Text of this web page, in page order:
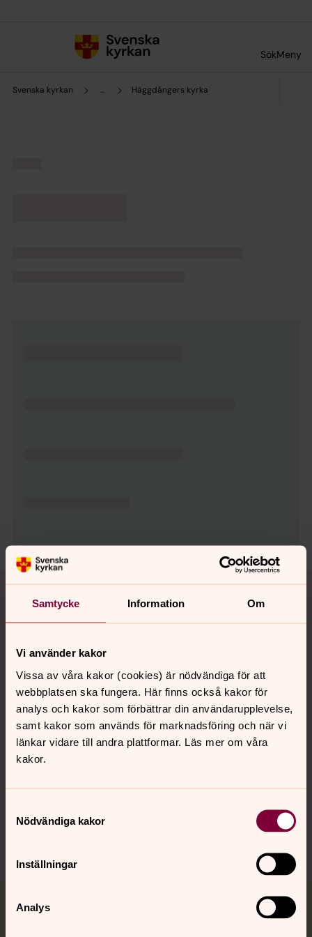
Samtycke Information Om
Vi använder kakor
Vissa av våra kakor (cookies) är nödvändiga för att
webbplatsen ska fungera. Här finns också kakor för
analys och kakor som förbättrar din användarupplevelse,
samt kakor som används för marknadsföring och när vi
länkar vidare till andra plattformar. Läs mer om våra
kakor.
Nödvändiga kakor
Inställningar
Analys
SökMeny
Svenska kyrkan ... Häggdångers kyrka
Tillbaka till toppen
Tillbaka till innehållet
Kontakt
Kalender
Hitta snabbt
Jourhavande präst